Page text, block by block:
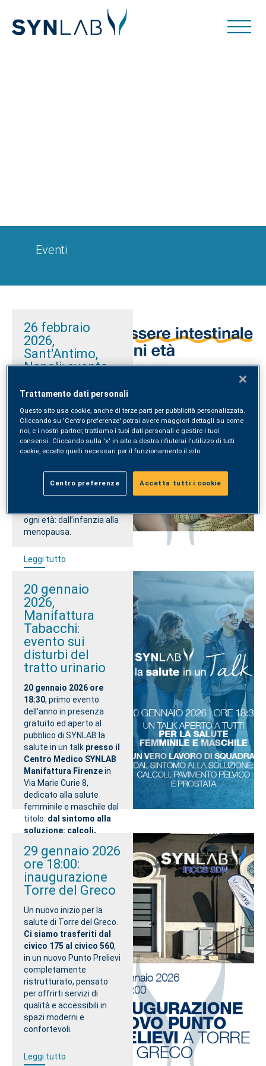
Eventi
26 febbraio
2026,
Sant'Antimo,
Napoli: evento
intestinale
26 febbraio ore 18:30,
nuovo evento in
presenza gratuito di
SYNLAB la salute in un
SYNLAB Igea di Via degli
Oleandri, 38 a
Sant'Antimo (Napoli) sul
ogni età: dall’infanzia alla
menopausa.
Leggi tutto
20 gennaio
2026,
Manifattura
Tabacchi:
evento sui
disturbi del
tratto urinario
20 gennaio 2026 ore
18:30, primo evento
dell'anno in presenza
gratuito ed aperto al
pubblico di SYNLAB la
salute in un talk presso il
Centro Medico SYNLAB
Manifattura Firenzein
Via Marie Curie 8,
dedicato alla salute
femminile e maschile dal
titolo: dal sintomo alla
soluzione: calcoli,
prostata. Un vero lavoro
di squadra!
Leggi tutto
29 gennaio 2026
ore 18:00:
inaugurazione
Torre del Greco
Un nuovo inizio per la
salute di Torre del Greco.
Ci siamo trasferiti dal
civico 175 al civico 560,
in un nuovo Punto Prelievi
completamente
ristrutturato, pensato
per offrirti servizi di
qualità e accessibili in
spazi moderni e
confortevoli.
Leggi tutto
Trattamento dati personali
Questo sito usa cookie, anche di terze parti per pubblicità personalizzata.
Cliccando su 'Centro preferenze' potrai avere maggiori dettagli su come
noi, e i nostri partner, trattiamo i tuoi dati personali e gestire i tuoi
consensi. Cliccando sulla 'x' in alto a destra rifiuterai l'utilizzo di tutti
cookie, eccetto quelli necessari per il funzionamento il sito.
Centro preferenze Accetta tutti i cookie